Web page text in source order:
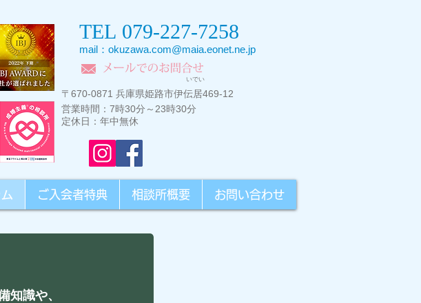
TEL 079-227-7258
mail： okuzawa.com@maia.eonet.ne.jp
いでい
〒 670-0871 兵庫県姫路市伊伝居469-12
営業時間：7時30分～23時30分
定休日：年中無休
ご入会者特典 相談所概要 お問い合わせ
知識や、